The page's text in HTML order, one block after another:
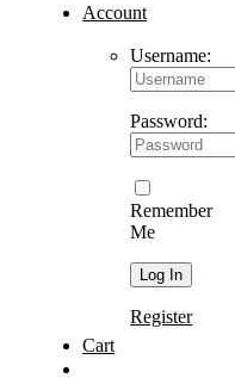
Account
Username:
Password:
Remember
Me
Register
Cart